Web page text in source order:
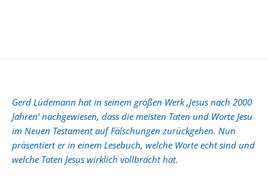
Gerd Lüdemann hat in seinem großen Werk ‚Jesus nach 2000
Jahren‘ nachgewiesen, dass die meisten Taten und Worte Jesu
im Neuen Testament auf Fälschungen zurückgehen. Nun
präsentiert er in einem Lesebuch, welche Worte echt sind und
welche Taten Jesus wirklich vollbracht hat.